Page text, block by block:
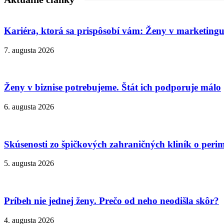
Kariéra, ktorá sa prispôsobí vám: Ženy v
7. augusta 2026
Ženy v biznise potrebujeme. Štát ich podporuje málo
6. augusta 2026
Skúsenosti zo špičkových zahraničných kliník o
5. augusta 2026
Príbeh nie jednej ženy. Prečo od neho neodišla skôr?
4. augusta 2026